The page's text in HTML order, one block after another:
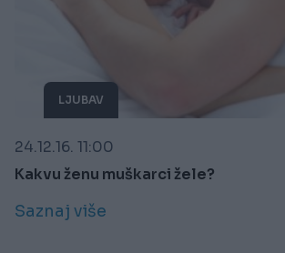
LJUBAV
24.12.16. 11:00
Kakvu ženu muškarci žele?
Saznaj više